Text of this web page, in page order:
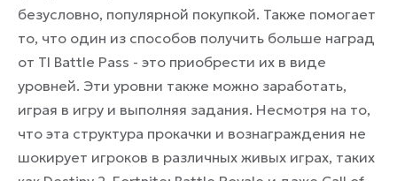
безусловно, популярной покупкой. Также помогает
то, что один из способов получить больше наград
от TI Battle Pass - это приобрести их в виде
уровней. Эти уровни также можно заработать,
играя в игру и выполняя задания. Несмотря на то,
что эта структура прокачки и вознаграждения не
шокирует игроков в различных живых играх, таких